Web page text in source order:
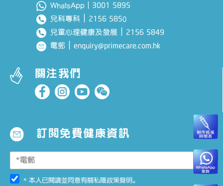
WhatsApp｜ 3001 5895
兒科專科 2156 5850
兒童心理健康及發展
2156 5849
電郵 ｜enquiry@primecare.com.hk
關注我們
訂閱免費健康資訊
* 本人已閱讀並同意有關私隱政策聲明。